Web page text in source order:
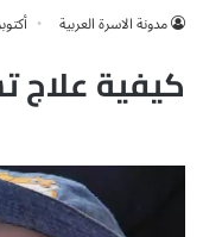
مدونة الاسرة العربية أكتوبر 27,
كيفية علاج